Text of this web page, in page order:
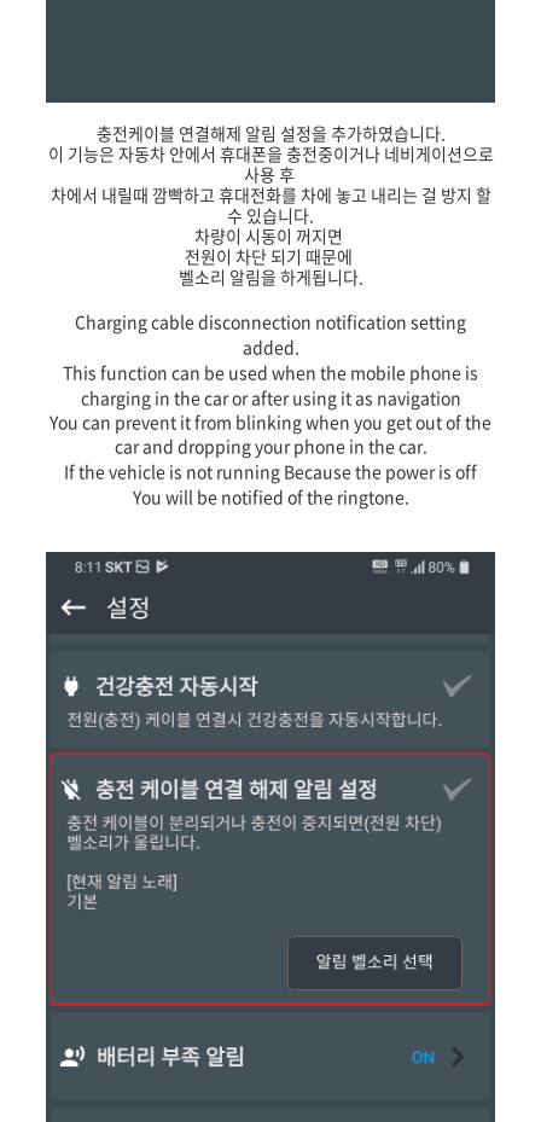
충전케이블 연결해제 알림 설정을 추가하였습니다.
이 기능은 자동차 안에서 휴대폰을 충전중이거나 네비게이션으로
사용 후
차에서 내릴때 깜빡하고 휴대전화를 차에 놓고 내리는 걸 방지 할
수 있습니다.
차량이 시동이 꺼지면
전원이 차단 되기 때문에
벨소리 알림을 하게됩니다.
Charging cable disconnection notification setting
added.
This function can be used when the mobile phone is
charging in the car or after using it as navigation
You can prevent it from blinking when you get out of the
car and dropping your phone in the car.
If the vehicle is not running Because the power is off
You will be notified of the ringtone.